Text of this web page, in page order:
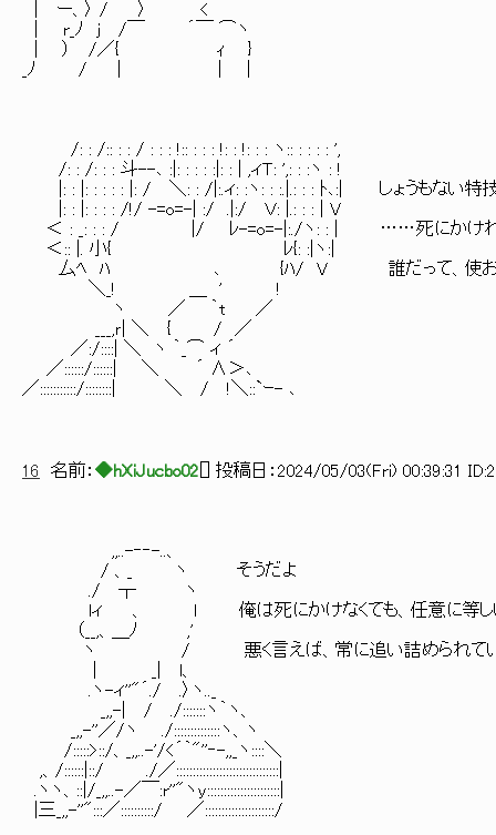
| ー、〉 / 〉 <
| r_ﾉ j /￣ ´￣ ⌒ヽ
| ） /／{ ｨ }
_ﾉ / | | |
/: : /:: : : / : : : !:: : : : !: : !: : : ヽ:: : : : : ',
/: : /: : : 斗--､ :|: : : : :|: : | ,ィＴ: ',: : :ヽ : !
|: : |: : : : : |: / ＼: : /|:.ィ: :ヽ: : :.|.: : : ﾄ､:| しょうもない特
|: : |: : : : /!/ -=o=-| :/ .|:/ Ｖ: |.: : : | V
＜ : _: : : / |/ ﾚ-=o=-|:./ヽ: : | ……死にかければ本能
＜:: |. 小{ ﾚ{: :|ヽ:|
厶ﾍ ﾊ ､ {ﾊ/ V 誰だって、使おうと思った
＼_! ＿ ' !
ヽ ／ ｀t ／
___,ｒ| ＼ { / ／
／:/::::| ＼ ヽ ｀_⌒ ィ ´
／::::::/::::::| ＼ ´ ∧＞､
／:::::::::::/::::::::| ＼ / !＼::`ｰ- ､
16 名前： ◆hXiJucbo02 ] 投稿日： 2024/05/03(Fri) 00:39:31
,,..-‐‐-..、
/ 、_ ヽ そうだよ
./ ┬ ヽ
lィ 、 l 俺は死にかけなくても、任意に等しい条
（__,、＿ﾉ ,'
ヽ / 悪く言えば、常に追い詰められてい
| _| l、
.ヽ-ィ''"´./ .〉ヽ.._
_,,-| / ./:::::::ヽ｀ヽ、
_,,-''／/ヽ ./::::::::::::::ヽ、ヽ
/:::::>::/、_,,..-'/<´｀"''‐-,,_ヽ::::＼
,、/::::::|::/ ./／:::::::::::::::::::::::::::::::|
.ヽヽ、::|/_,,..-／￣:r''"ヽy::::::::::::::::::::::|
|三_,,-''":::／::::::::::/ ／:::::::::::::::::::::/